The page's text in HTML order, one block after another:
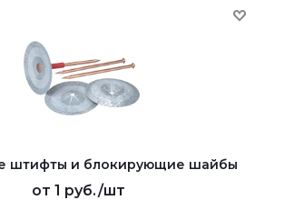
штифты и блокирующие шайбы
от 1 руб./шт